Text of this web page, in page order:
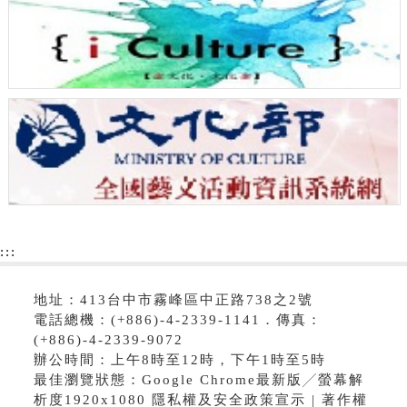
:::
地址：413台中市霧峰區中正路738之2號
電話總機：(+886)-4-2339-1141．傳真：
(+886)-4-2339-9072
辦公時間：上午8時至12時，下午1時至5時
最佳瀏覽狀態：Google Chrome最新版╱螢幕解
析度1920x1080 隱私權及安全政策宣示 | 著作權